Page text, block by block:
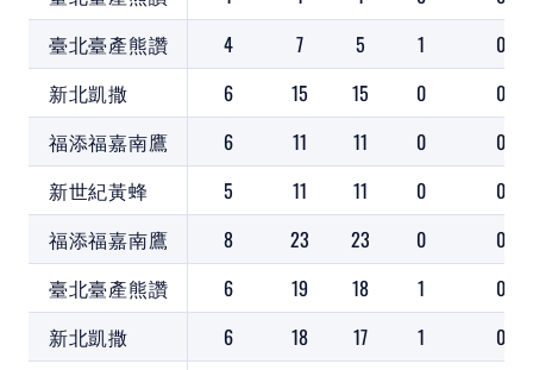
臺北臺產熊讚
4 7 5 1
0
新北凱撒
6 15 15 0
0
福添福嘉南鷹
6 11 11 0
0
新世紀黃蜂
5 11 11 0
0
福添福嘉南鷹
8 23 23 0
0
臺北臺產熊讚
6 19 18 1
0
新北凱撒
6 18 17 1
0